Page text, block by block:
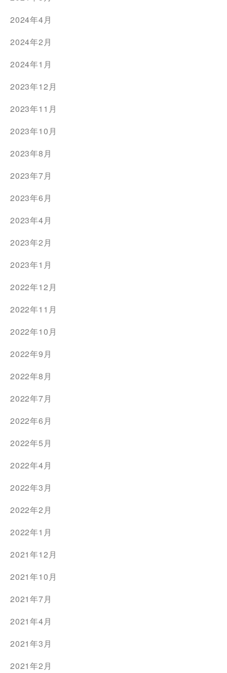
2024年4月
2024年2月
2024年1月
2023年12月
2023年11月
2023年10月
2023年8月
2023年7月
2023年6月
2023年4月
2023年2月
2023年1月
2022年12月
2022年11月
2022年10月
2022年9月
2022年8月
2022年7月
2022年6月
2022年5月
2022年4月
2022年3月
2022年2月
2022年1月
2021年12月
2021年10月
2021年7月
2021年4月
2021年3月
2021年2月